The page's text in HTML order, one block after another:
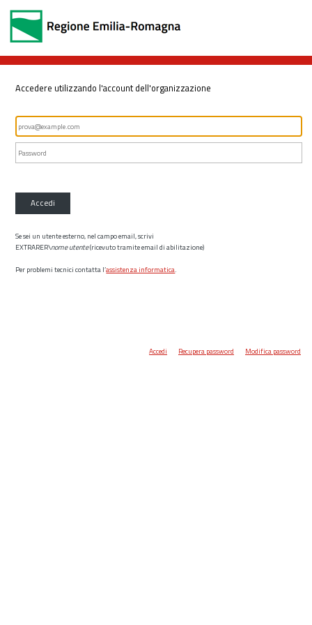
Accedere utilizzando l'account dell'organizzazione
Accedi
Se sei un utente esterno, nel campo email, scrivi
EXTRARER\nome utente(ricevuto tramite email di abilitazione)
Per problemi tecnici contatta l’assistenza informatica.
Accedi Recupera password Modifica password